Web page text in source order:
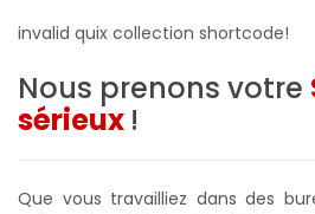
invalid quix collection shortcode!
Nous prenons votre
sérieux !
Que vous travailliez dans des